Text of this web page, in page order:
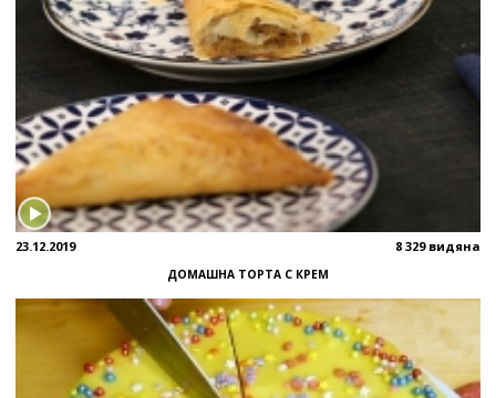
23.12.2019 8 329 видяна
ДОМАШНА ТОРТА С КРЕМ